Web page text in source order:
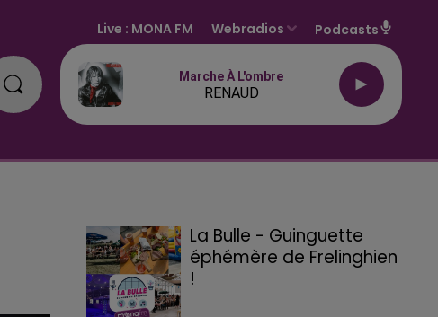
Live : MONA FM Webradios Podcasts
Marche À L'ombre
RENAUD
La Bulle - Guinguette
éphémère de Frelinghien
!